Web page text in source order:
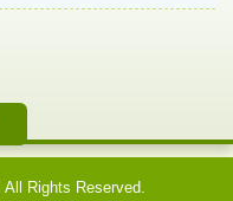
All Rights Reserved.